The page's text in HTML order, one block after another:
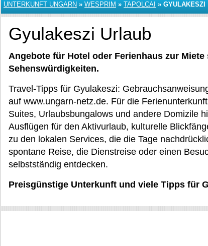
UNTERKUNFT UNGARN » WESPRIM » TAPOLCAI » GYULAKESZI
Gyulakeszi Urlaub
Angebote für Hotel oder Ferienhaus zur
Sehenswürdigkeiten.
Travel-Tipps für Gyulakeszi:
auf www.ungarn-netz.de. Für die
Suites, Urlaubsbungalows und andere Domizile
Ausflügen für den Aktivurlaub, kulturelle
zu den lokalen Services, die die Tage
spontane Reise, die Dienstreise oder einen
selbstständig entdecken.
Preisgünstige Unterkunft und viele Tipps für